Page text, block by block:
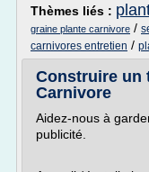
Thèmes liés :
graine plante carnivore /
carnivores entretien /
Construire un
Carnivore
Aidez-nous à
publicité.